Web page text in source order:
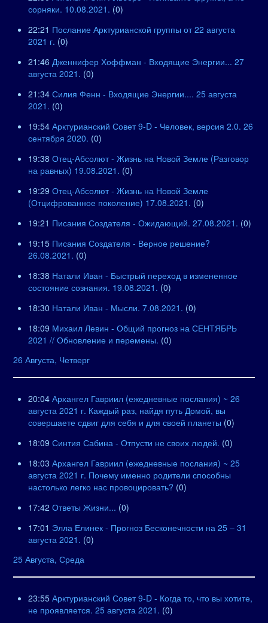
сорняки. 10.08.2021. (0)
22:21 Послание Арктурианской группы от 22 августа
2021 г. (0)
21:46 Дженнифер Хоффман - Входящие Энергии... 27
августа 2021. (0)
21:34 Силия Фенн - Входящие Энергии.... 25 августа
2021. (0)
19:54 Арктурианский Совет 9-D - Человек, версия 2.0. 26
сентября 2020. (0)
19:38 Отец-Абсолют - Жизнь на Новой Земле (Разговор
на равных) 19.08.2021. (0)
19:29 Отец-Абсолют - Жизнь на Новой Земле
(Отцифрованное поколение) 17.08.2021. (0)
19:21 Писания Создателя - Ожидающий. 27.08.2021. (0)
19:15 Писания Создателя - Верное решение?
26.08.2021. (0)
18:38 Натали Иван - Быстрый переход в измененное
состояние сознания. 19.08.2021. (0)
18:30 Натали Иван - Мысли. 7.08.2021. (0)
18:09 Михаил Левин - Общий прогноз на СЕНТЯБРЬ
2021 // Обновление и перемены. (0)
26 Августа, Четверг
20:04 Архангел Гавриил (ежедневные послания) ~ 26
августа 2021 г. Каждый раз, найдя путь Домой, вы
совершаете сдвиг для себя и для своей планеты (0)
18:09 Синтия Сабина - Отпусти не своих людей. (0)
18:03 Архангел Гавриил (ежедневные послания) ~ 25
августа 2021 г. Почему именно родители способны
настолько легко нас провоцировать? (0)
17:42 Ответы Жизни... (0)
17:01 Элла Елинек - Прогноз Бесконечности на 25 – 31
августа 2021. (0)
25 Августа, Среда
23:55 Арктурианский Совет 9-D - Когда то, что вы хотите,
не проявляется. 25 августа 2021. (0)